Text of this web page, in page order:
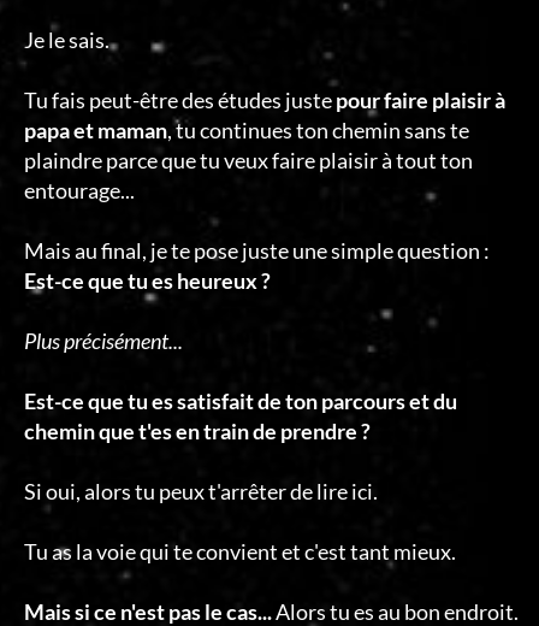
Je le sais.
Tu fais peut-être des études justepour faire plaisir à
papa et maman, tu continues ton chemin sans te
plaindre parce que tu veux faire plaisir à tout ton
entourage...
Mais au final, je te pose juste une simple question :
Est-ce que tu es heureux ?
Plus précisément...
Est-ce que tu es satisfait de ton parcours et du
chemin que t'es en train de prendre ?
Si oui, alors tu peux t'arrêter de lire ici.
Tu as la voie qui te convient et c'est tant mieux.
Mais si ce n'est pas le cas...Alors tu es au bon endroit.